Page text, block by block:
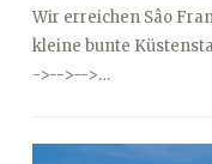
Wir erreichen Sâo
kleine bunte
->-->-->…